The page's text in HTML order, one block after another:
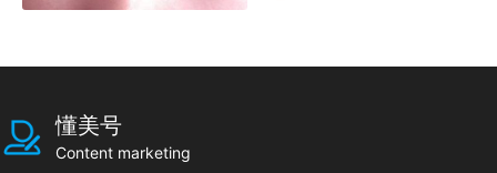
懂美号
Content marketing